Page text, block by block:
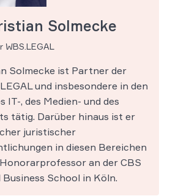
Solmecke
Solmecke ist Partner der
und insbesondere in den
IT-, des Medien- und des
tätig. Darüber hinaus ist er
juristischer
in diesen Bereichen
an der CBS
School in Köln.